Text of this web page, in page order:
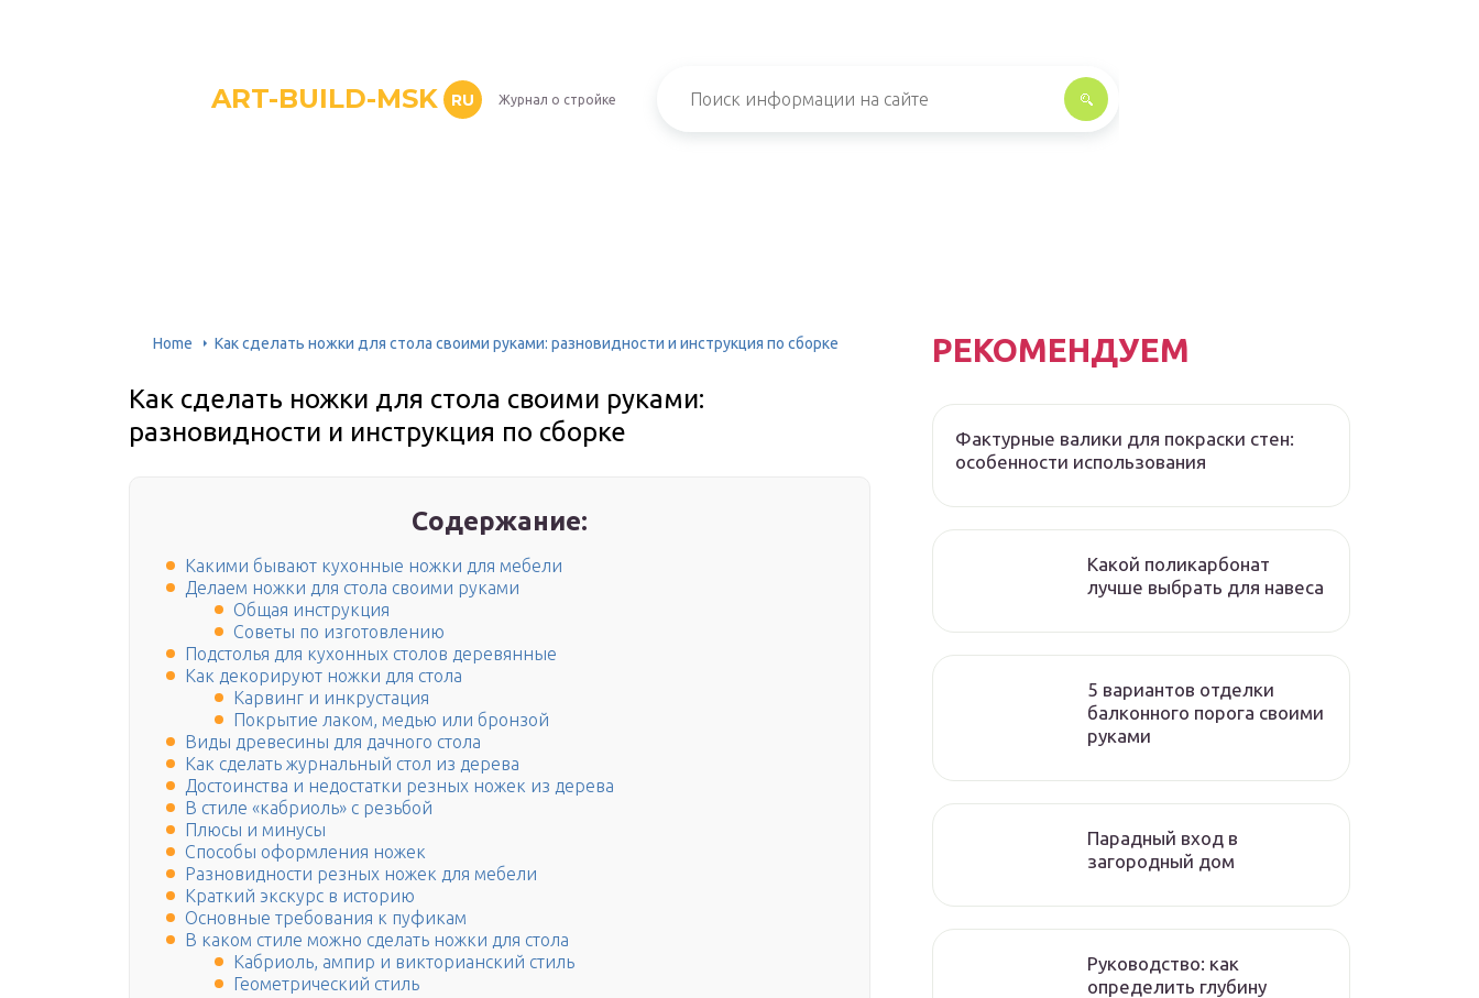
ART-BUILD-MSK RU Журнал о стройке
Home Как сделать ножки для стола своими руками: разновидности и инструкция по сборке
Как сделать ножки для стола своими руками:
разновидности и инструкция по сборке
Содержание:
Какими бывают кухонные ножки для мебели
Делаем ножки для стола своими руками
Общая инструкция
Советы по изготовлению
Подстолья для кухонных столов деревянные
Как декорируют ножки для стола
Карвинг и инкрустация
Покрытие лаком, медью или бронзой
Виды древесины для дачного стола
Как сделать журнальный стол из дерева
Достоинства и недостатки резных ножек из дерева
В стиле «кабриоль» с резьбой
Плюсы и минусы
Способы оформления ножек
Разновидности резных ножек для мебели
Краткий экскурс в историю
Основные требования к пуфикам
В каком стиле можно сделать ножки для стола
Кабриоль, ампир и викторианский стиль
Геометрический стиль
РЕКОМЕНДУЕМ
Фактурные валики для покраски стен:
особенности использования
Какой поликарбонат
лучше выбрать для навеса
5 вариантов отделки
балконного порога своими
руками
Парадный вход в
загородный дом
Руководство: как
определить глубину